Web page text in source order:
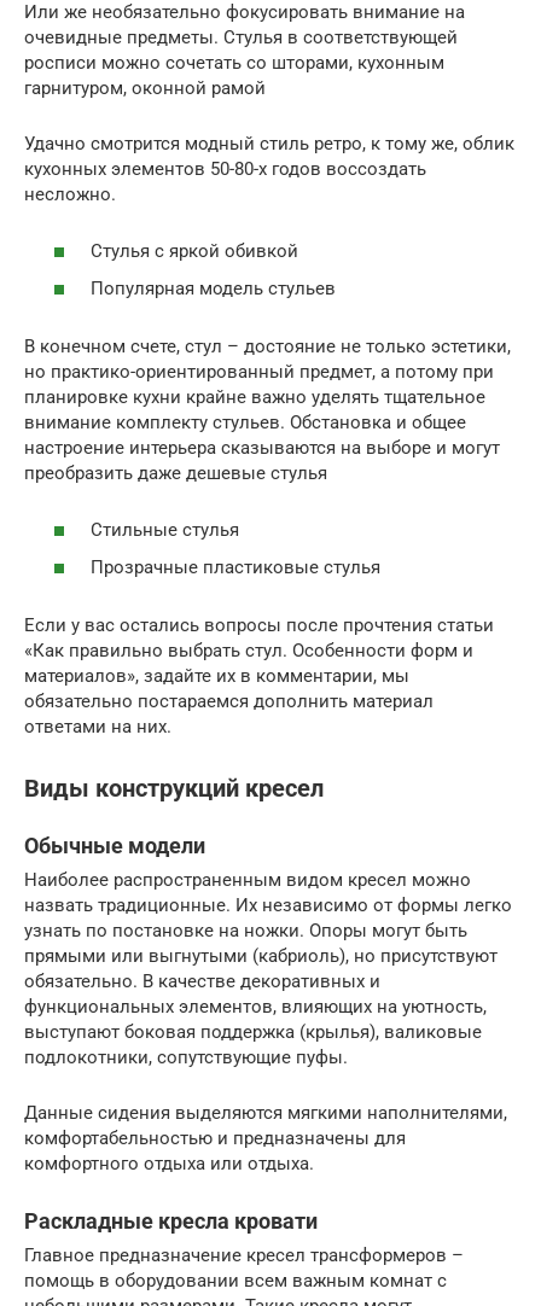
Или же необязательно фокусировать внимание на
очевидные предметы. Стулья в соответствующей
росписи можно сочетать со шторами, кухонным
гарнитуром, оконной рамой
Удачно смотрится модный стиль ретро, к тому же, облик
кухонных элементов 50-80-х годов воссоздать
несложно.
Стулья с яркой обивкой
Популярная модель стульев
В конечном счете, стул – достояние не только эстетики,
но практико-ориентированный предмет, а потому при
планировке кухни крайне важно уделять тщательное
внимание комплекту стульев. Обстановка и общее
настроение интерьера сказываются на выборе и могут
преобразить даже дешевые стулья
Стильные стулья
Прозрачные пластиковые стулья
Если у вас остались вопросы после прочтения статьи
«Как правильно выбрать стул. Особенности форм и
материалов», задайте их в комментарии, мы
обязательно постараемся дополнить материал
ответами на них.
Виды конструкций кресел
Обычные модели
Наиболее распространенным видом кресел можно
назвать традиционные. Их независимо от формы легко
узнать по постановке на ножки. Опоры могут быть
прямыми или выгнутыми (кабриоль), но присутствуют
обязательно. В качестве декоративных и
функциональных элементов, влияющих на уютность,
выступают боковая поддержка (крылья), валиковые
подлокотники, сопутствующие пуфы.
Данные сидения выделяются мягкими наполнителями,
комфортабельностью и предназначены для
комфортного отдыха или отдыха.
Раскладные кресла кровати
Главное предназначение кресел трансформеров –
помощь в оборудовании всем важным комнат с